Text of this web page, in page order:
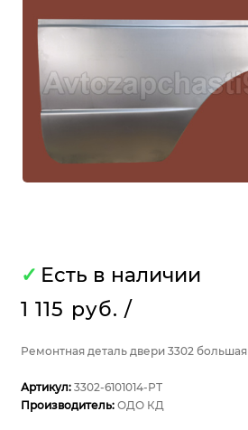
✓ Есть в наличии
1 115 руб. /
Ремонтная деталь двери 3302
Артикул: 3302-6101014-РТ
Производитель: ОДО КД